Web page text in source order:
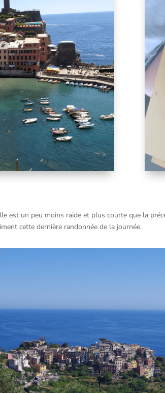
est un peu moins raide et plus courte que la
cette dernière randonnée de la journée.